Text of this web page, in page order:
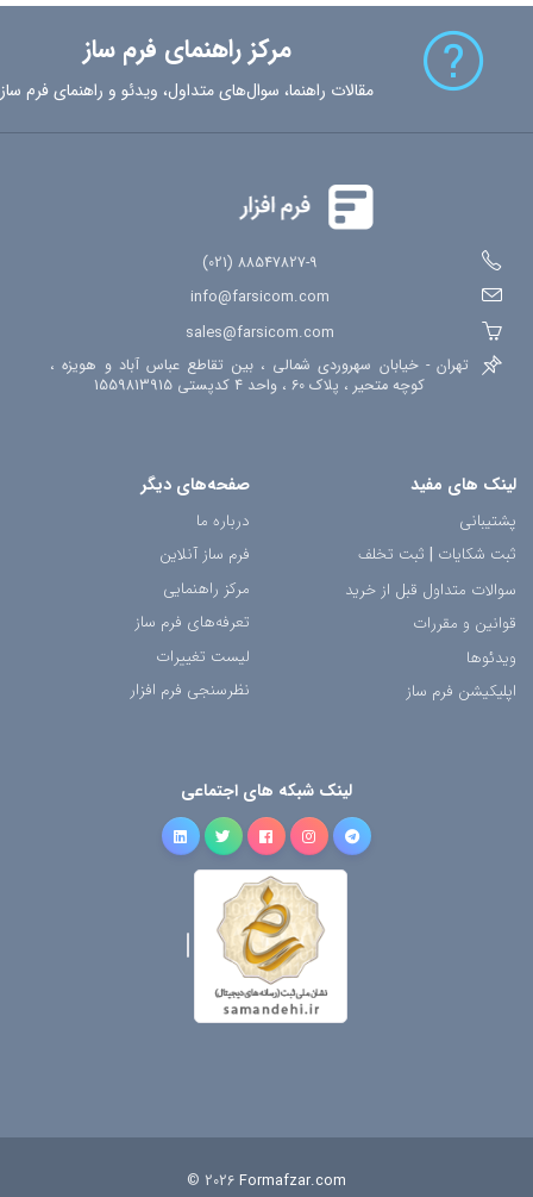
مرکز راهنمای فرم ساز
مقالات راهنما، سوال‌های متداول، ویدئو و راهنمای فرم ساز
88547827-9 (021)
info@farsicom.com
sales@farsicom.com
تهران - خیابان سهروردی شمالی ، بین تقاطع عباس آباد و هویزه ،
کوچه متحیر ، پلاک 60 ، واحد 4 کدپستی 1559813915
لینک های مفید
پشتیبانی
ثبت شکایات | ثبت تخلف
سوالات متداول قبل از خرید
قوانین و مقررات
ویدئوها
اپلیکیشن فرم ساز
صفحه‌های دیگر
درباره ما
فرم ساز آنلاین
مرکز راهنمایی
تعرفه‌های فرم ساز
لیست تغییرات
نظرسنجی فرم افزار
لینک شبکه های اجتماعی
© 2026 Formafzar.com